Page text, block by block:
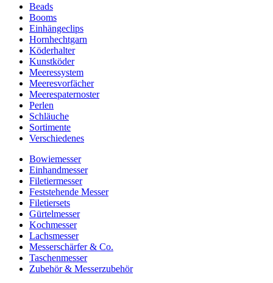
Beads
Booms
Einhängeclips
Hornhechtgarn
Köderhalter
Kunstköder
Meeressystem
Meeresvorfächer
Meerespaternoster
Perlen
Schläuche
Sortimente
Verschiedenes
Bowiemesser
Einhandmesser
Filetiermesser
Feststehende Messer
Filetiersets
Gürtelmesser
Kochmesser
Lachsmesser
Messerschärfer & Co.
Taschenmesser
Zubehör & Messerzubehör